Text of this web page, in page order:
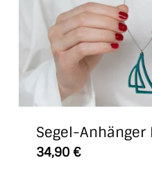
Segel-
34,90 €